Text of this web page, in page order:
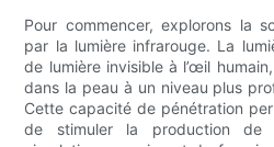
Pour commencer, explorons la
par la lumière infrarouge. La
de lumière invisible à l’œil
dans la peau à un niveau plus
Cette capacité de pénétration
de stimuler la production de